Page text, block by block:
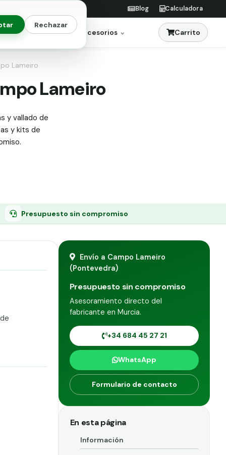
Rechazar
Blog Calculadora
Jardinería Accesorios Carrito
Lameiro
Lameiro
y vallado de
y kits de
Presupuesto sin compromiso
Envío a Campo Lameiro
(Pontevedra)
Presupuesto sin compromiso
Asesoramiento directo del
fabricante en Murcia.
+34 684 45 27 21
WhatsApp
Formulario de contacto
En esta página
Información